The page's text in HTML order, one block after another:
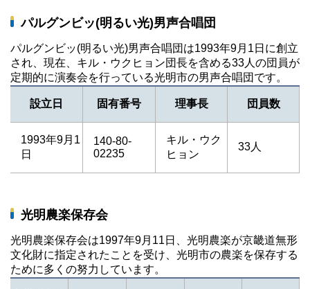
パルグンビッ(明るい光)男声合唱団
パルグンビッ(明るい光)男声合唱団は1993年9月1日に創立
され、現在、キル・ウクヒョン団長を含める33人の団員が
定期的に演奏会を行っている光明市の男声合唱団です。
設立日 固有番号 理事長 団員数
1993年9月1
日
140-80-
02235
キル・ウク
ヒョン
33人
光明農楽保存会
光明農楽保存会は1997年9月11日、光明農楽が京畿道無形
文化財に指定されたことを受け、光明市の農楽を保存する
ために多くの努力しています。